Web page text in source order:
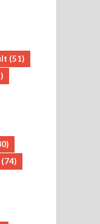
(51)
(74)